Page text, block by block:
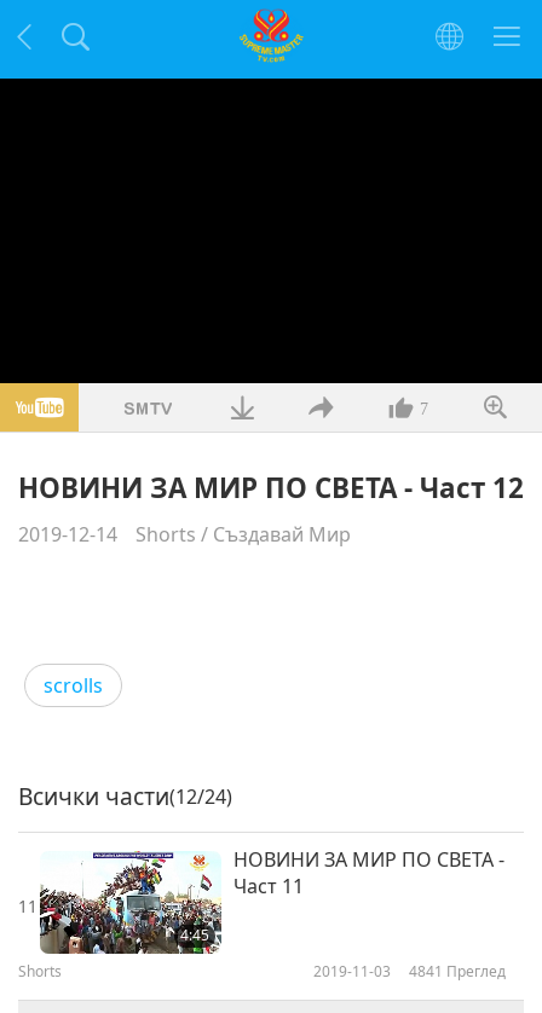
7
НОВИНИ ЗА МИР ПО СВЕТА - Част 12
2019-12-14 Shorts / Създавай Мир
scrolls
Всички части(12/24)
11
4:45
НОВИНИ ЗА МИР ПО СВЕТА -
Част 11
Shorts 2019-11-03 4841 Преглед